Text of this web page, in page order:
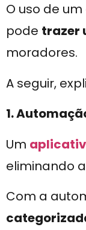
O uso de um
pode trazer
moradores.
A seguir,
1.
Um
eliminando
Com a